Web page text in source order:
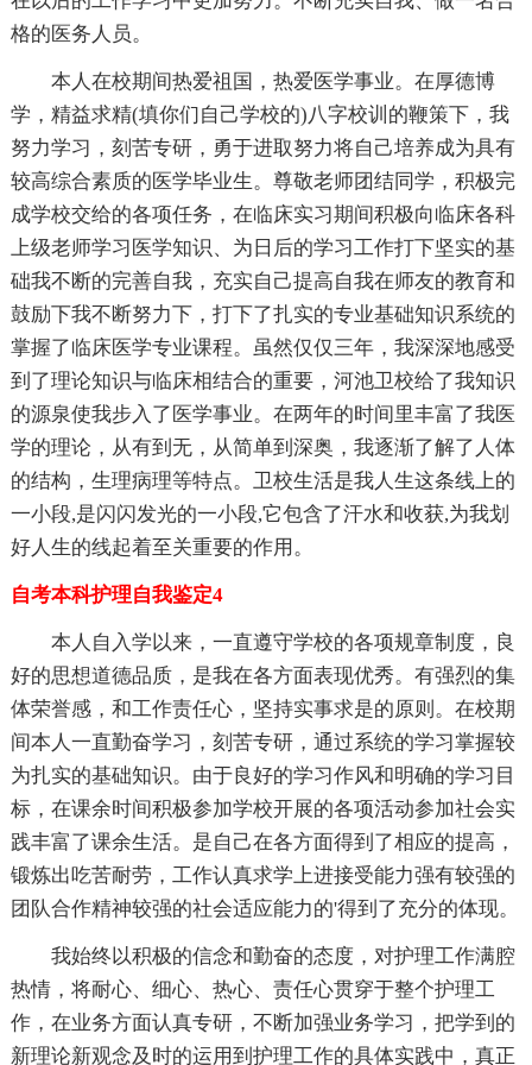
格的医务人员。
本人在校期间热爱祖国，热爱医学事业。在厚德博
学，精益求精(填你们自己学校的)八字校训的鞭策下，我
努力学习，刻苦专研，勇于进取努力将自己培养成为具有
较高综合素质的医学毕业生。尊敬老师团结同学，积极完
成学校交给的各项任务，在临床实习期间积极向临床各科
上级老师学习医学知识、为日后的学习工作打下坚实的基
础我不断的完善自我，充实自己提高自我在师友的教育和
鼓励下我不断努力下，打下了扎实的专业基础知识系统的
掌握了临床医学专业课程。虽然仅仅三年，我深深地感受
到了理论知识与临床相结合的重要，河池卫校给了我知识
的源泉使我步入了医学事业。在两年的时间里丰富了我医
学的理论，从有到无，从简单到深奥，我逐渐了解了人体
的结构，生理病理等特点。卫校生活是我人生这条线上的
一小段,是闪闪发光的一小段,它包含了汗水和收获,为我划
好人生的线起着至关重要的作用。
自考本科护理自我鉴定4
本人自入学以来，一直遵守学校的各项规章制度，良
好的思想道德品质，是我在各方面表现优秀。有强烈的集
体荣誉感，和工作责任心，坚持实事求是的原则。在校期
间本人一直勤奋学习，刻苦专研，通过系统的学习掌握较
为扎实的基础知识。由于良好的学习作风和明确的学习目
标，在课余时间积极参加学校开展的各项活动参加社会实
践丰富了课余生活。是自己在各方面得到了相应的提高，
锻炼出吃苦耐劳，工作认真求学上进接受能力强有较强的
团队合作精神较强的社会适应能力的'得到了充分的体现。
我始终以积极的信念和勤奋的态度，对护理工作满腔
热情，将耐心、细心、热心、责任心贯穿于整个护理工
作，在业务方面认真专研，不断加强业务学习，把学到的
新理论新观念及时的运用到护理工作的具体实践中，真正